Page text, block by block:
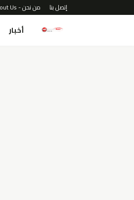
إتصل بنا من نحن - About Us
أخبار